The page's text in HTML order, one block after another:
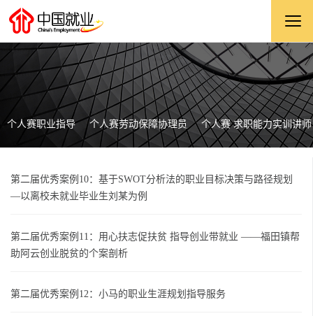
个人赛职业指导 个人赛劳动保障协理员 个人赛 求职能力实训讲师
第二届优秀案例10：基于SWOT分析法的职业目标决策与路径规划
—以离校未就业毕业生刘某为例
第二届优秀案例11：用心扶志促扶贫 指导创业带就业 ——福田镇帮
助阿云创业脱贫的个案剖析
第二届优秀案例12：小马的职业生涯规划指导服务